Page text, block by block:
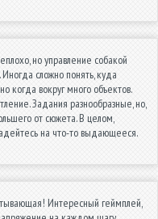
но управление собакой
сложно понять, куда
когда вокруг много объектов.
Задания разнообразные, но,
от сюжета. В целом,
на что-то выдающееся.
Интересный геймплей,